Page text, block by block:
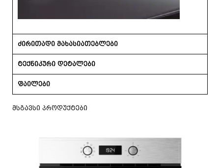
ძირითადი მახასიათებლები
ტექნიკური დეტალები
ფაილები
მსგავსი პროდუქტები